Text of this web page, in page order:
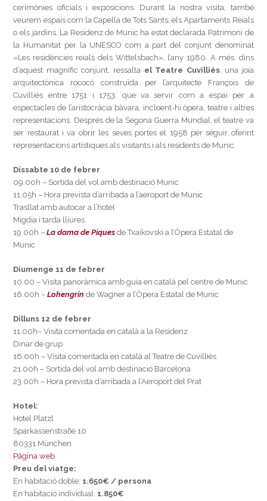
cerimònies oficials i exposicions. Durant la nostra visita, també
veurem espais com la Capella de Tots Sants, els Apartaments Reials
o els jardins. La Residenz de Munic ha estat declarada Patrimoni de
la Humanitat per la UNESCO com a part del conjunt denominat
«Les residències reials dels Wittelsbach», l’any 1980. A més, dins
d’aquest magnífic conjunt, ressalta el Teatre Cuvilliés, una joia
arquitectònica rococó construïda per l’arquitecte François de
Cuvilliés entre 1751 i 1753, que va servir com a espai per a
espectacles de l’aristocràcia bàvara, incloent-hi òpera, teatre i altres
representacions. Després de la Segona Guerra Mundial, el teatre va
ser restaurat i va obrir les seves portes el 1958 per seguir oferint
representacions artístiques als visitants i als residents de Munic.
Dissabte 10 de febrer
09.00h – Sortida del vol amb destinació Munic
11.05h – Hora prevista d’arribada a l’aeroport de Munic
Trasllat amb autocar a l’hotel
Migdia i tarda lliures
19.00h –La dama de Piquesde Txaikovski a l’Òpera Estatal de
Munic
Diumenge 11 de febrer
10.00 – Visita panoràmica amb guia en català pel centre de Munic
16.00h –Lohengrinde Wagner a l’Òpera Estatal de Munic
Dilluns 12 de febrer
11.00h– Visita comentada en català a la Residenz
Dinar de grup
16.00h – Visita comentada en català al Teatre de Cuvilliés
21.00h – Sortida del vol amb destinació Barcelona
23.00h – Hora prevista d’arribada a l’Aeroport del Prat
Hotel:
Hotel Platzl
Sparkassenstraße 10
80331 München
Pàgina web
Preu del viatge:
En habitació doble: 1.650€ / persona
En habitació individual: 1.850€